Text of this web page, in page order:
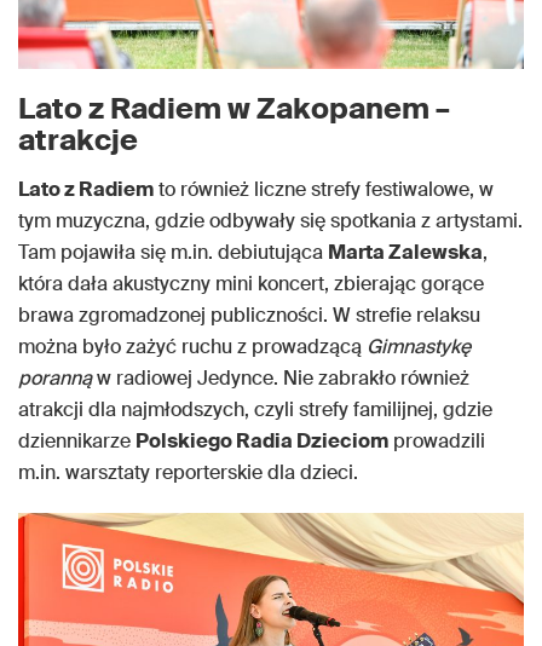
Lato z Radiem w Zakopanem –
atrakcje
Lato z Radiemto również liczne strefy festiwalowe, w
tym muzyczna, gdzie odbywały się spotkania z artystami.
Tam pojawiła się m.in. debiutująca Marta Zalewska,
która dała akustyczny mini koncert, zbierając gorące
brawa zgromadzonej publiczności. W strefie relaksu
można było zażyć ruchu z prowadzącą Gimnastykę
porannąw radiowej Jedynce. Nie zabrakło również
atrakcji dla najmłodszych, czyli strefy familijnej, gdzie
dziennikarze Polskiego Radia Dzieciom prowadzili
m.in. warsztaty reporterskie dla dzieci.